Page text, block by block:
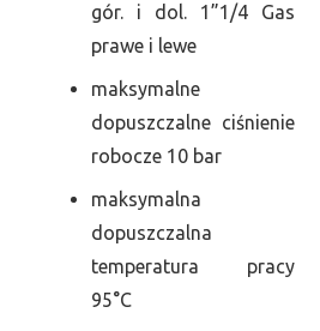
gór. i dol. 1”1/4 Gas
prawe i lewe
maksymalne
dopuszczalne ciśnienie
robocze 10 bar
maksymalna
dopuszczalna
temperatura pracy
95°C